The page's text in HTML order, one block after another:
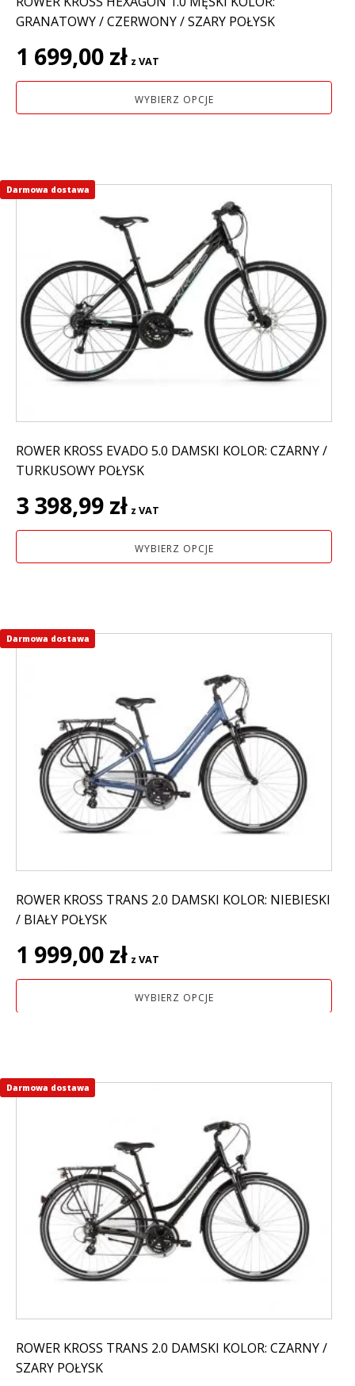
GRANATOWY / CZERWONY / SZARY POŁYSK
1 699,00 zł z VAT
WYBIERZ OPCJE
ROWER KROSS EVADO 5.0 DAMSKI KOLOR: CZARNY /
TURKUSOWY POŁYSK
3 398,99 zł z VAT
WYBIERZ OPCJE
Ten
wariantów.
Opcje
można
wybrać
na
stronie
Darmowa dostawa
ROWER KROSS TRANS 2.0 DAMSKI KOLOR: NIEBIESKI
/ BIAŁY POŁYSK
1 999,00 zł z VAT
WYBIERZ OPCJE
Ten
wariantów.
można
wybrać
stronie
Darmowa dostawa
ROWER KROSS TRANS 2.0 DAMSKI KOLOR: CZARNY /
SZARY POŁYSK
Ten
wariantów.
Opcje
można
wybrać
stronie
Darmowa dostawa